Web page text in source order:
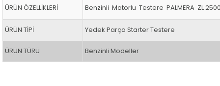
ÜRÜN ÖZELLİKLERİ Benzinli Motorlu Testere PALMERA ZL
ÜRÜN TİPİ Yedek Parça Starter Testere
ÜRÜN TÜRÜ Benzinli Modeller